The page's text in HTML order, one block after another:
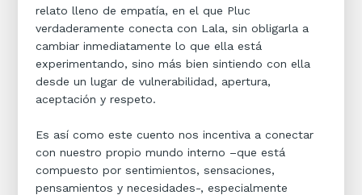
relato lleno de empatía, en el que Pluc
verdaderamente conecta con Lala, sin obligarla a
cambiar inmediatamente lo que ella está
experimentando, sino más bien sintiendo con ella
desde un lugar de vulnerabilidad, apertura,
aceptación y respeto.
Es así como este cuento nos incentiva a conectar
con nuestro propio mundo interno –que está
compuesto por sentimientos, sensaciones,
pensamientos y necesidades-, especialmente